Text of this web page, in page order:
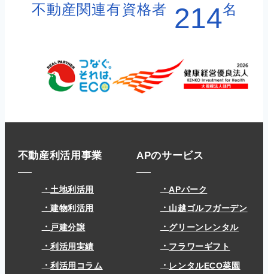
不動産関連有資格者 214名
不動産利活用事業
土地利活用
建物利活用
戸建分譲
利活用実績
利活用コラム
APのサービス
APパーク
山越ゴルフガーデン
グリーンレンタル
フラワーギフト
レンタルECO菜園